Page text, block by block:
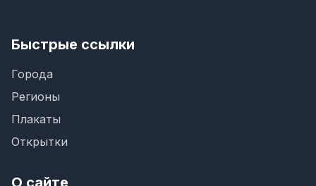
Быстрые ссылки
Города
Регионы
Плакаты
Открытки
О сайте